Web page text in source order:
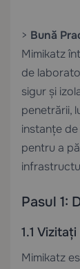
> Bună
Mimikatz
de
sigur și
penetrării,
instanțe de
pentru a
Pasul 1:
1.1
Mimikatz